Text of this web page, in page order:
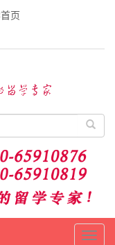
页
Toggle